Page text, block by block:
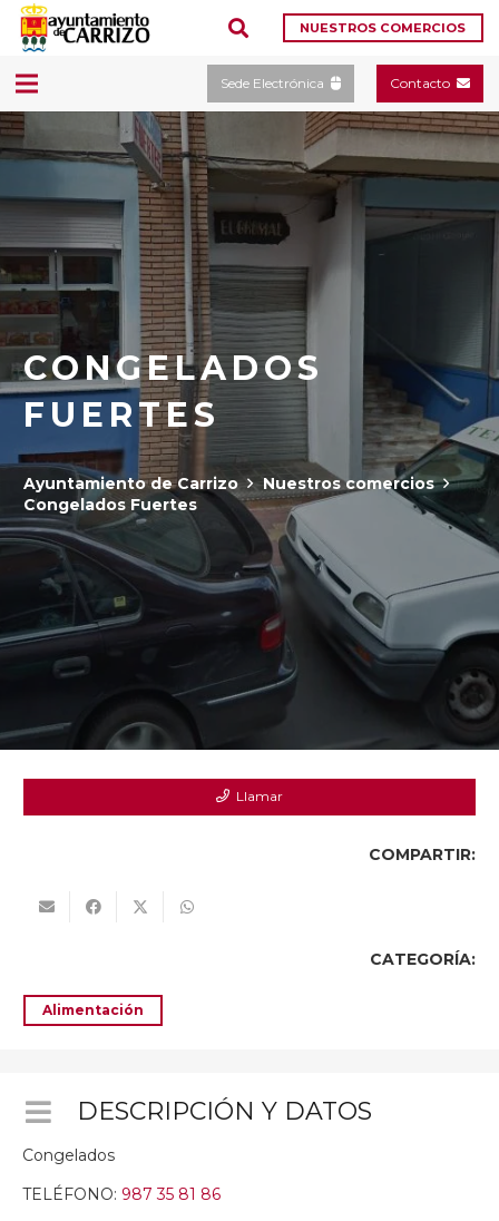
NUESTROS COMERCIOS
Sede Electrónica Contacto
CONGELADOS
FUERTES
Ayuntamiento de Carrizo
Nuestros comercios
Congelados Fuertes
Llamar
COMPARTIR:
CATEGORÍA:
Alimentación
DESCRIPCIÓN Y DATOS
Congelados
TELÉFONO: 987 35 81 86